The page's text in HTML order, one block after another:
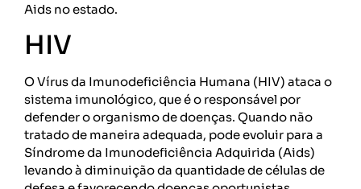
Aids no estado.
HIV
O Vírus da Imunodeficiência Humana (HIV) ataca o
sistema imunológico, que é o responsável por
defender o organismo de doenças. Quando não
tratado de maneira adequada, pode evoluir para a
Síndrome da Imunodeficiência Adquirida (Aids)
levando à diminuição da quantidade de células de